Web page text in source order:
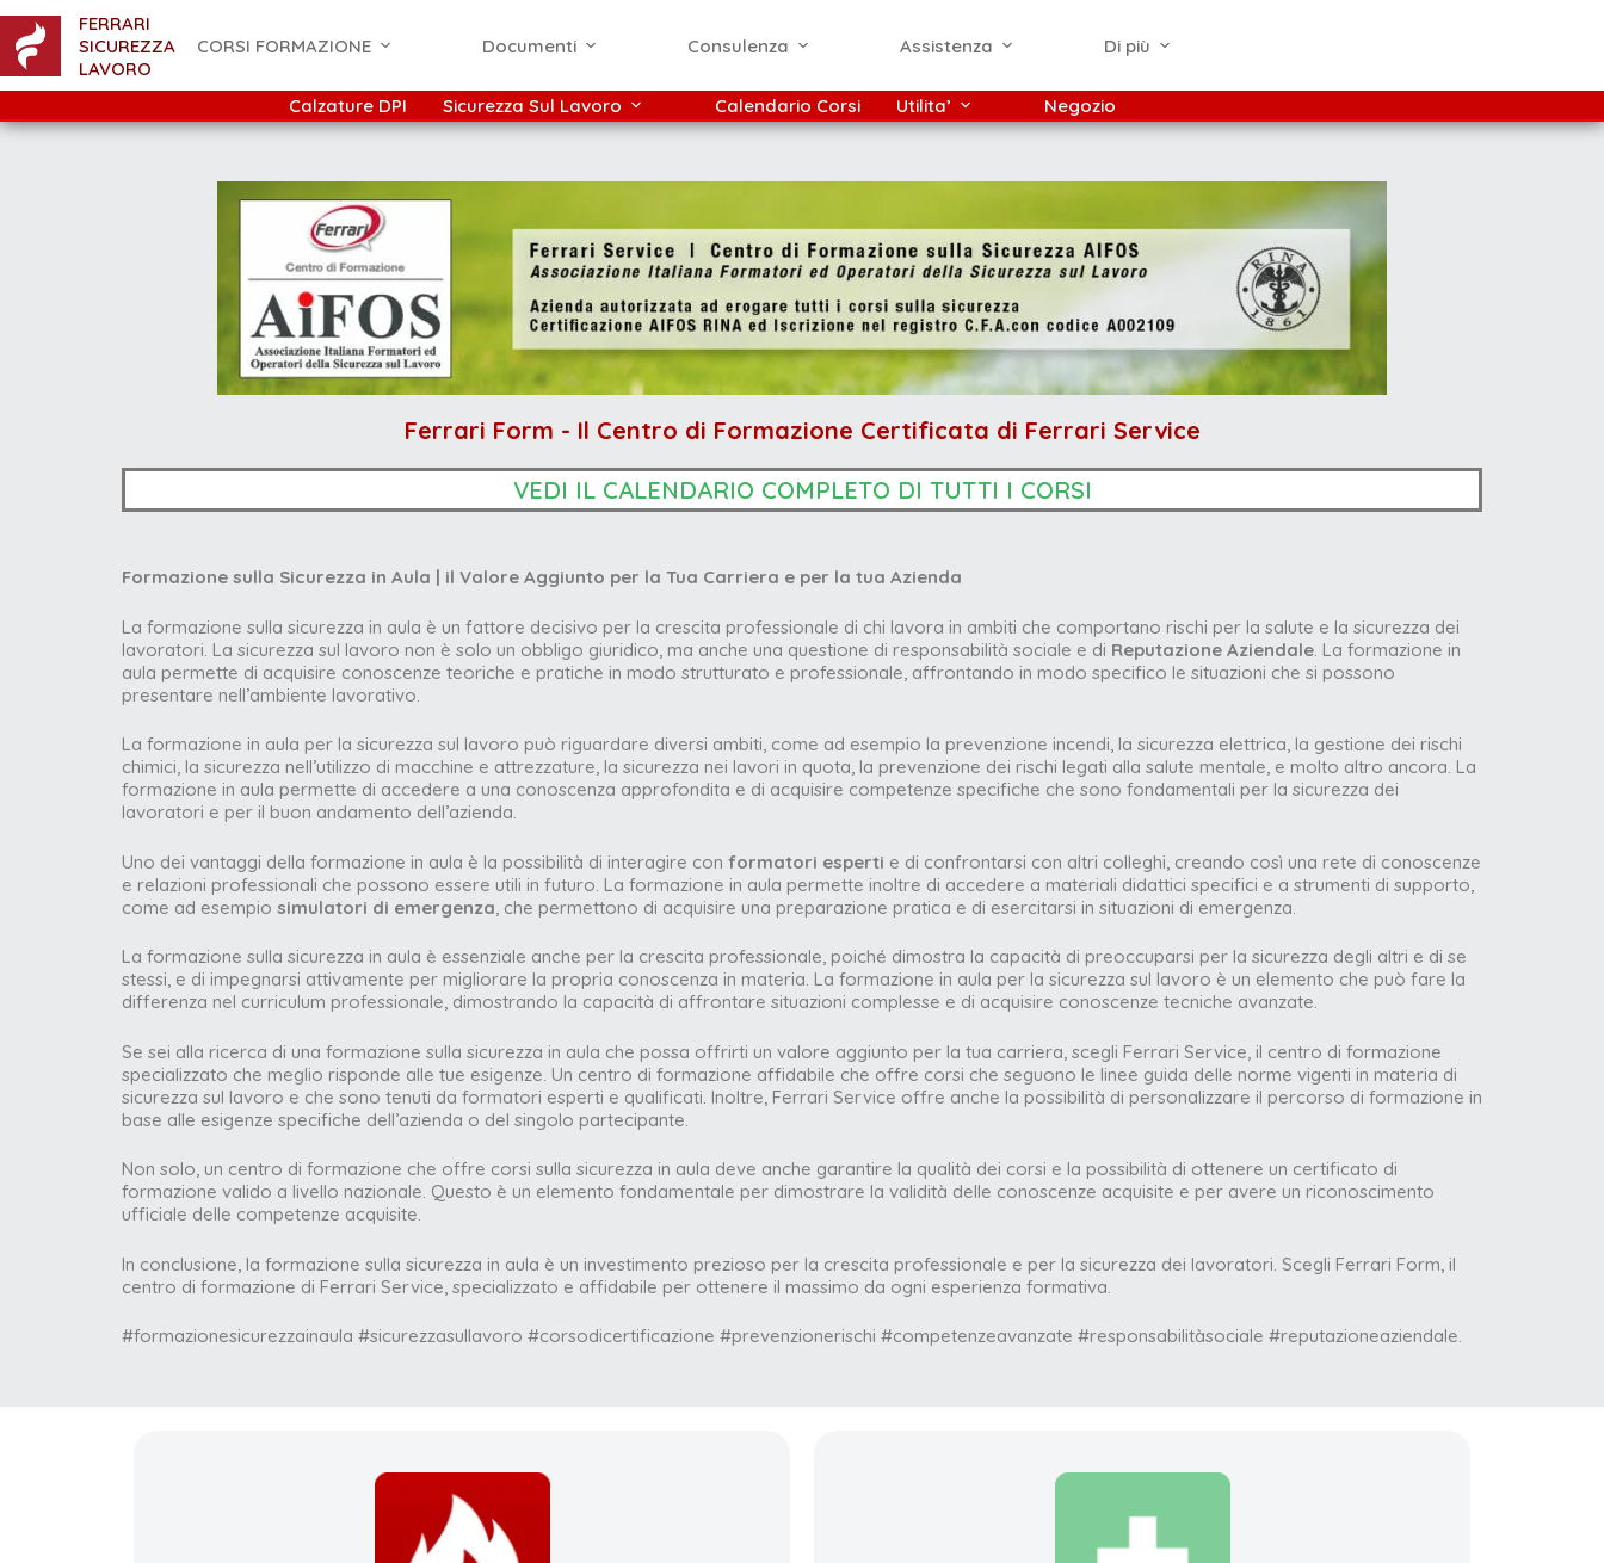
FERRARI
SICUREZZA
LAVORO
CORSI FORMAZIONE Documenti Consulenza Assistenza Di più
Calzature DPI Sicurezza Sul Lavoro Calendario Corsi Utilita’ Negozio
Ferrari Form - Il Centro di Formazione Certificata di Ferrari Service
VEDI IL CALENDARIO COMPLETO DI TUTTI I CORSI
Formazione sulla Sicurezza in Aula | il Valore Aggiunto per la Tua Carriera e per la tua Azienda
La formazione sulla sicurezza in aula è un fattore decisivo per la crescita professionale di chi lavora in ambiti che comportano rischi per la salute e la sicurezza dei
lavoratori. La sicurezza sul lavoro non è solo un obbligo giuridico, ma anche una questione di responsabilità sociale e di Reputazione Aziendale . La formazione in
aula permette di acquisire conoscenze teoriche e pratiche in modo strutturato e professionale, affrontando in modo specifico le situazioni che si possono
presentare nell’ambiente lavorativo.
La formazione in aula per la sicurezza sul lavoro può riguardare diversi ambiti, come ad esempio la prevenzione incendi, la sicurezza elettrica, la gestione dei rischi
chimici, la sicurezza nell’utilizzo di macchine e attrezzature, la sicurezza nei lavori in quota, la prevenzione dei rischi legati alla salute mentale, e molto altro ancora. La
formazione in aula permette di accedere a una conoscenza approfondita e di acquisire competenze specifiche che sono fondamentali per la sicurezza dei
lavoratori e per il buon andamento dell’azienda.
Uno dei vantaggi della formazione in aula è la possibilità di interagire con formatori esperti e di confrontarsi con altri colleghi, creando così una rete di conoscenze
e relazioni professionali che possono essere utili in futuro. La formazione in aula permette inoltre di accedere a materiali didattici specifici e a strumenti di supporto,
come ad esempio simulatori di emergenza , che permettono di acquisire una preparazione pratica e di esercitarsi in situazioni di emergenza.
La formazione sulla sicurezza in aula è essenziale anche per la crescita professionale, poiché dimostra la capacità di preoccuparsi per la sicurezza degli altri e di se
stessi, e di impegnarsi attivamente per migliorare la propria conoscenza in materia. La formazione in aula per la sicurezza sul lavoro è un elemento che può fare la
differenza nel curriculum professionale, dimostrando la capacità di affrontare situazioni complesse e di acquisire conoscenze tecniche avanzate.
Se sei alla ricerca di una formazione sulla sicurezza in aula che possa offrirti un valore aggiunto per la tua carriera, scegli Ferrari Service, il centro di formazione
specializzato che meglio risponde alle tue esigenze. Un centro di formazione affidabile che offre corsi che seguono le linee guida delle norme vigenti in materia di
sicurezza sul lavoro e che sono tenuti da formatori esperti e qualificati. Inoltre, Ferrari Service offre anche la possibilità di personalizzare il percorso di formazione in
base alle esigenze specifiche dell’azienda o del singolo partecipante.
Non solo, un centro di formazione che offre corsi sulla sicurezza in aula deve anche garantire la qualità dei corsi e la possibilità di ottenere un certificato di
formazione valido a livello nazionale. Questo è un elemento fondamentale per dimostrare la validità delle conoscenze acquisite e per avere un riconoscimento
ufficiale delle competenze acquisite.
In conclusione, la formazione sulla sicurezza in aula è un investimento prezioso per la crescita professionale e per la sicurezza dei lavoratori. Scegli Ferrari Form, il
centro di formazione di Ferrari Service, specializzato e affidabile per ottenere il massimo da ogni esperienza formativa.
#formazionesicurezzainaula #sicurezzasullavoro #corsodicertificazione #prevenzionerischi #competenzeavanzate #responsabilitàsociale #reputazioneaziendale.